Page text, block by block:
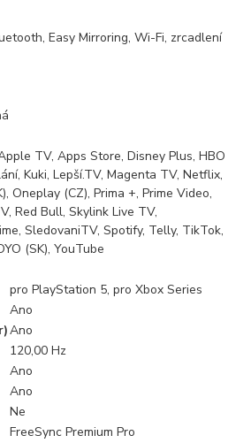
Easy Mirroring, Wi-Fi, zrcadlení
TV, Apps Store, Disney Plus, HBO
Kuki, Lepší.TV, Magenta TV, Netflix,
Oneplay (CZ), Prima +, Prime Video,
Red Bull, Skylink Live TV,
SledovaniTV, Spotify, Telly, TikTok,
(SK), YouTube
pro PlayStation 5, pro Xbox Series
Ano
Ano
120,00 Hz
Ano
Ano
Ne
FreeSync Premium Pro